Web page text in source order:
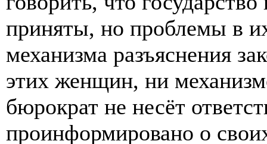
приняты, но проблемы в
механизма разъяснения
этих женщин, ни
бюрократ не несёт
проинформировано о